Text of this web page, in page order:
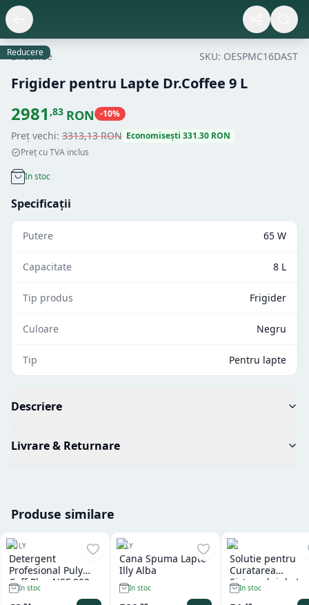
Reducere
Dr.Coffee SKU: OESPMC16DAST
Frigider pentru Lapte Dr.Coffee 9 L
2981 ,83 RON -10%
Preț vechi: 3313,13RON Economisești 331.30 RON
Preț cu TVA inclus
In stoc
Specificații
Putere 65 W
Capacitate 8 L
Tip produs Frigider
Culoare Negru
Tip Pentru lapte
Descriere
Livrare & Returnare
Produse similare
PULY
Detergent
Profesional Puly
Caff Plus NSF 900
grIn stoc
ILLY
Cana Spuma Lapte
Illy Alba
In stoc
LF
Solutie pentru
Curatarea
Sistemului de
LF Cappuccino
In stoc